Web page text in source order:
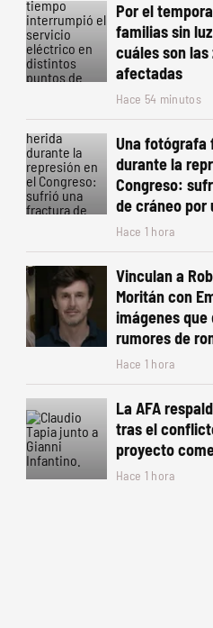
Por el
familias sin
cuáles son las
afectadas
Hace 54 minutos
Una fotógrafa
durante la
Congreso:
de cráneo por
Hace 1 hora
Vinculan a
Moritán con
imágenes
rumores de
Hace 1 hora
La AFA
tras el
proyecto
Hace 1 hora